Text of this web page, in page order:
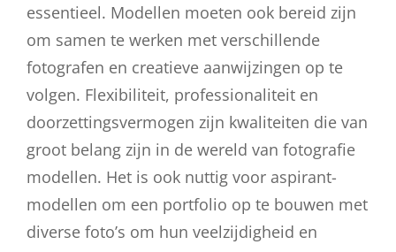
essentieel. Modellen moeten ook bereid zijn
om samen te werken met verschillende
fotografen en creatieve aanwijzingen op te
volgen. Flexibiliteit, professionaliteit en
doorzettingsvermogen zijn kwaliteiten die van
groot belang zijn in de wereld van fotografie
modellen. Het is ook nuttig voor aspirant-
modellen om een portfolio op te bouwen met
diverse foto’s om hun veelzijdigheid en